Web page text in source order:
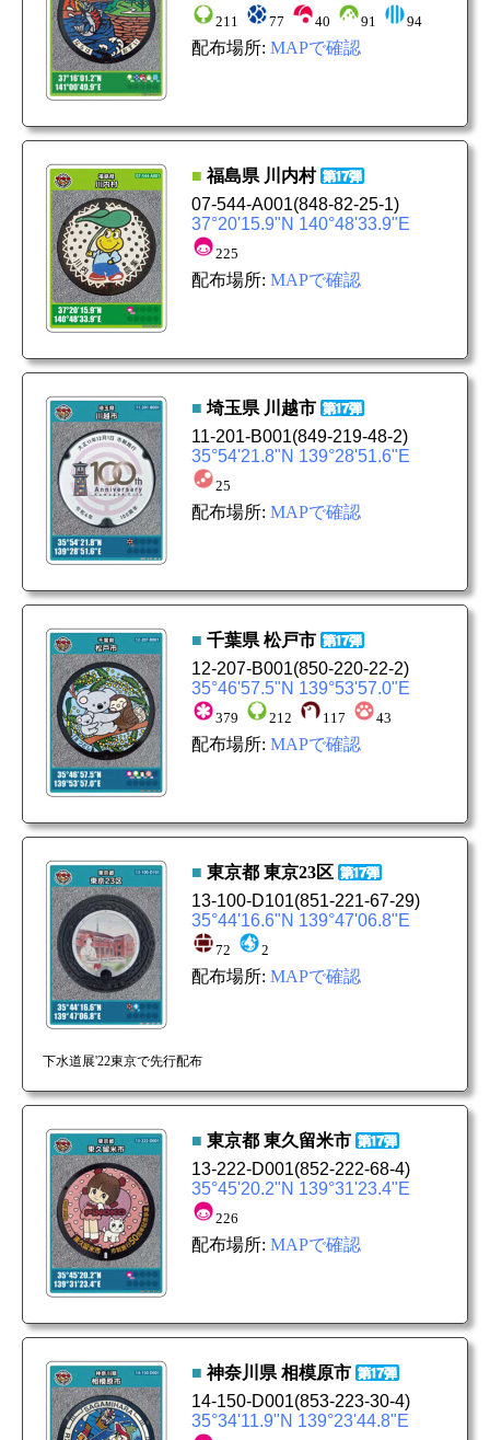
211 77 40 91 94
配布場所: MAPで確認
■ 福島県 川内村
07-544-A001(848-82-25-1)
37°20'15.9"N 140°48'33.9"E
225
配布場所: MAPで確認
■ 埼玉県 川越市
11-201-B001(849-219-48-2)
35°54'21.8"N 139°28'51.6"E
25
配布場所: MAPで確認
■ 千葉県 松戸市
12-207-B001(850-220-22-2)
35°46'57.5"N 139°53'57.0"E
379 212 117 43
配布場所: MAPで確認
■ 東京都 東京23区
13-100-D101(851-221-67-29)
35°44'16.6"N 139°47'06.8"E
72 2
配布場所: MAPで確認
下水道展'22東京で先行配布
■ 東京都 東久留米市
13-222-D001(852-222-68-4)
35°45'20.2"N 139°31'23.4"E
226
配布場所: MAPで確認
■ 神奈川県 相模原市
14-150-D001(853-223-30-4)
35°34'11.9"N 139°23'44.8"E